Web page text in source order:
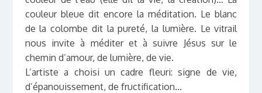
couleur bleue dit encore la méditation. Le blanc
de la colombe dit la pureté, la lumière. Le vitrail
nous invite à méditer et à suivre Jésus sur le
chemin d’amour, de lumière, de vie.
L’artiste a choisi un cadre fleuri: signe de vie,
d’épanouissement, de fructification…